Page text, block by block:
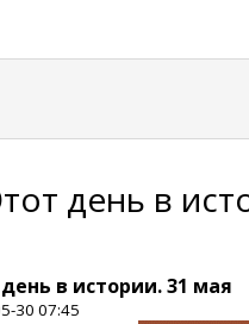
день в
в истории. 31 мая
30 07:45